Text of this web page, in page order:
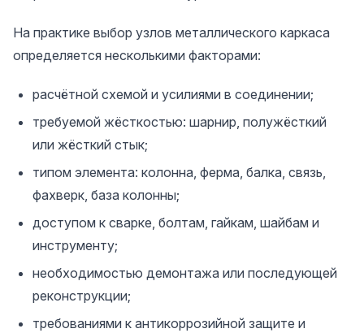
На практике выбор узлов металлического каркаса
определяется несколькими факторами:
расчётной схемой и усилиями в соединении;
требуемой жёсткостью: шарнир, полужёсткий
или жёсткий стык;
типом элемента: колонна, ферма, балка, связь,
фахверк, база колонны;
доступом к сварке, болтам, гайкам, шайбам и
инструменту;
необходимостью демонтажа или последующей
реконструкции;
требованиями к антикоррозийной защите и